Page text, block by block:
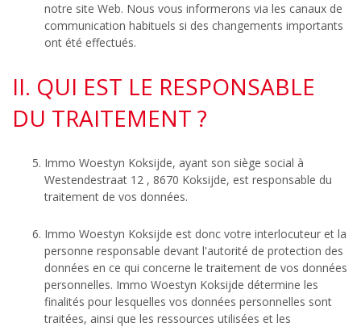
notre site Web. Nous vous informerons via les canaux de
communication habituels si des changements importants
ont été effectués.
II. QUI EST LE RESPONSABLE
DU TRAITEMENT ?
Immo Woestyn Koksijde, ayant son siège social à
Westendestraat 12 , 8670 Koksijde, est responsable du
traitement de vos données.
Immo Woestyn Koksijde est donc votre interlocuteur et la
personne responsable devant l'autorité de protection des
données en ce qui concerne le traitement de vos données
personnelles. Immo Woestyn Koksijde détermine les
finalités pour lesquelles vos données personnelles sont
traitées, ainsi que les ressources utilisées et les